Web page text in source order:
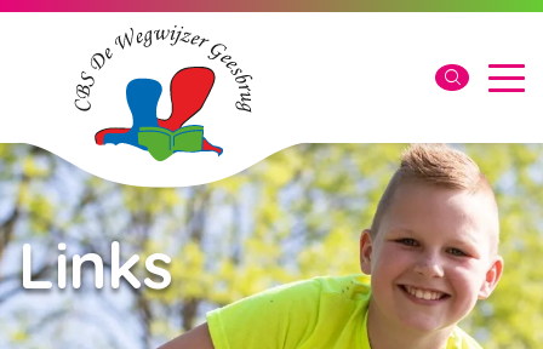
Laden...
Links